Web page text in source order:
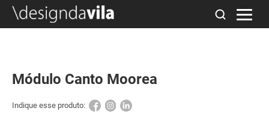
Módulo Canto Moorea
Indique esse produto: